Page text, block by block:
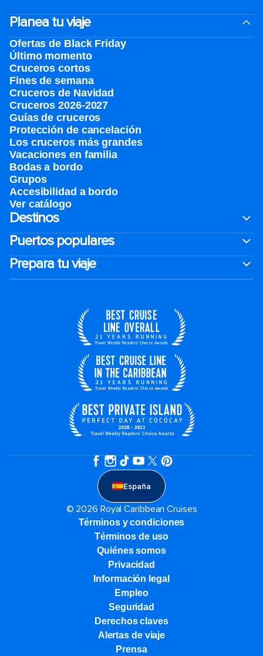
Planea tu viaje
Ofertas de Black Friday
Último momento
Cruceros cortos
Fines de semana
Cruceros de Navidad
Cruceros 2026-2027
Guías de cruceros
Protección de cancelación
Los cruceros más grandes
Vacaciones en familia
Bodas a bordo
Grupos
Accesibilidad a bordo
Ver catálogo
Destinos
Puertos populares
Prepara tu viaje
España
© 2026 Royal Caribbean Cruises
Términos y condiciones
Términos de uso
Quiénes somos
Privacidad
Información legal
Empleo
Seguridad
Derechos claves
Alertas de viaje
Prensa